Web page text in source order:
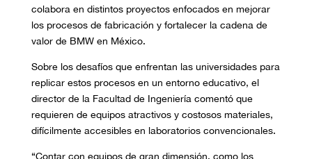
colabora en distintos proyectos enfocados en mejorar
los procesos de fabricación y fortalecer la cadena de
valor de BMW en México.
Sobre los desafíos que enfrentan las universidades para
replicar estos procesos en un entorno educativo, el
director de la Facultad de Ingeniería comentó que
requieren de equipos atractivos y costosos materiales,
difícilmente accesibles en laboratorios convencionales.
“Contar con equipos de gran dimensión, como los